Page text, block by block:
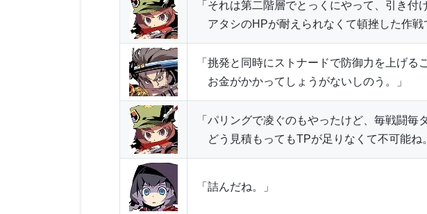
「それは第二階層でとっくにやって、引き付
アタシのHPが耐えられなくて頓挫した作戦
「挑発と同時にストナードで防御力を上げる
お金がかかってしょうがないしのう。」
「パリングで凌ぐのもやったけど、毎戦闘毎
どう見積もってもTPが足りなくて不可能ね
「詰んだね。」